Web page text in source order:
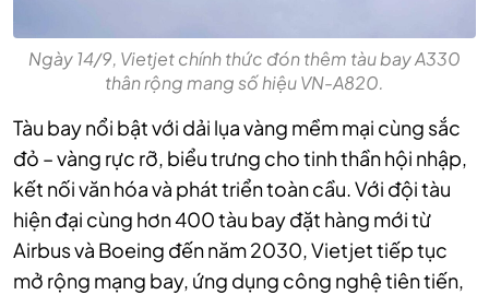
Ngày 14/9, Vietjet chính thức đón thêm tàu bay A330
thân rộng mang số hiệu VN-A820.
Tàu bay nổi bật với dải lụa vàng mềm mại cùng sắc
đỏ – vàng rực rỡ, biểu trưng cho tinh thần hội nhập,
kết nối văn hóa và phát triển toàn cầu. Với đội tàu
hiện đại cùng hơn 400 tàu bay đặt hàng mới từ
Airbus và Boeing đến năm 2030, Vietjet tiếp tục
mở rộng mạng bay, ứng dụng công nghệ tiên tiến,